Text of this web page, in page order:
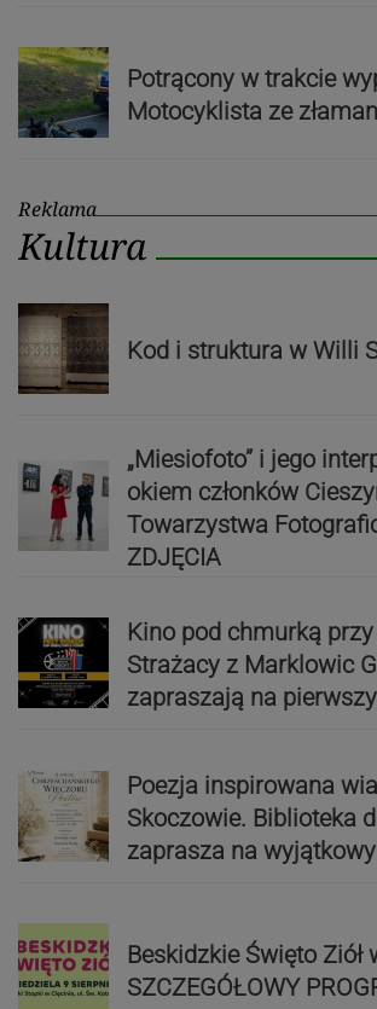
Potrącony w trakcie
Motocyklista ze
Reklama
Kultura
Kod i struktura w Willi
„Miesiofoto” i jego
okiem członków
Towarzystwa
ZDJĘCIA
Kino pod chmurką
Strażacy z Marklowic
zapraszają na
Poezja inspirowana
Skoczowie. Biblioteka
zaprasza na
Beskidzkie Święto Ziół
SZCZEGÓŁOWY